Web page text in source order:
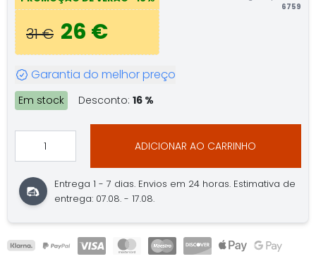
31 € 26 €
6759
Garantia do melhor preço
Em stock Desconto: 16 %
ADICIONAR AO CARRINHO
Entrega 1 - 7 dias. Envios em 24 horas. Estimativa de
entrega: 07.08. - 17.08.